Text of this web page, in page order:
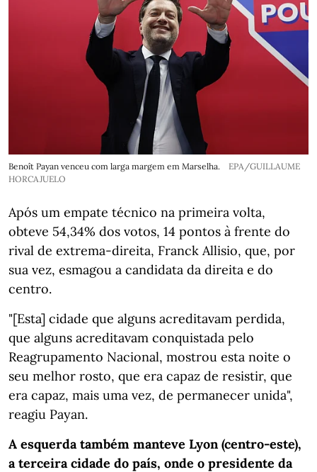
Benoît Payan venceu com larga margem em Marselha.
EPA/GUILLAUME
HORCAJUELO
Após um empate técnico na primeira volta,
obteve 54,34% dos votos, 14 pontos à frente do
rival de extrema-direita, Franck Allisio, que, por
sua vez, esmagou a candidata da direita e do
centro.
"[Esta] cidade que alguns acreditavam perdida,
que alguns acreditavam conquistada pelo
Reagrupamento Nacional, mostrou esta noite o
seu melhor rosto, que era capaz de resistir, que
era capaz, mais uma vez, de permanecer unida",
reagiu Payan.
A esquerda também manteve Lyon (centro-este),
a terceira cidade do país, onde o presidente da